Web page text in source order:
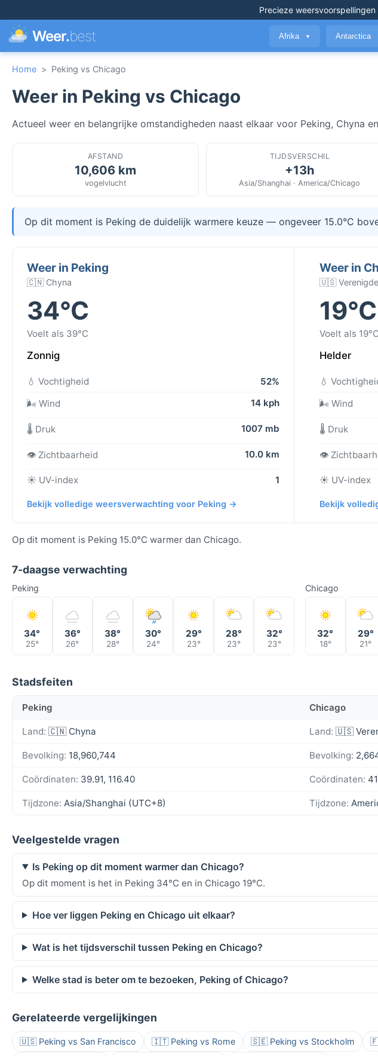
Precieze weersvoorspellingen
Weer.best Afrika ▼ Antarctica
Home > Peking vs Chicago
Weer in Peking vs Chicago
Actueel weer en belangrijke omstandigheden naast elkaar voor Peking, Chyna
AFSTAND
10,606 km
vogelvlucht
TIJDSVERSCHIL
+13h
Asia/Shanghai · America/Chicago
Op dit moment is Peking de duidelijk warmere keuze — ongeveer 15.0°C
Weer in Peking
🇨🇳 Chyna
34°C
Voelt als 39°C
Zonnig
💧 Vochtigheid
52%
🌬️ Wind
14 kph
🌡️ Druk 1007 mb
👁️ Zichtbaarheid 10.0 km
☀️ UV-index 1
Bekijk volledige weersverwachting voor Peking →
Weer in
🇺🇸
19°C
Voelt als 19°C
Helder
💧
🌬️ Wind
🌡️ Druk
👁️
☀️ UV-index
Bekijk
Op dit moment is Peking 15.0°C warmer dan Chicago.
7-daagse verwachting
Peking
34°
25°
36°
26°
38°
28°
30°
24°
29°
23°
28°
23°
32°
23°
Chicago
32°
18°
29°
21°
Stadsfeiten
Peking Chicago
Land: 🇨🇳 Chyna Land: 🇺🇸
Bevolking: 18,960,744 Bevolking:
Coördinaten: 39.91, 116.40 Coördinaten:
Tijdzone: Asia/Shanghai (UTC+8) Tijdzone:
Veelgestelde vragen
Is Peking op dit moment warmer dan Chicago?
Op dit moment is het in Peking 34°C en in Chicago 19°C.
Hoe ver liggen Peking en Chicago uit elkaar?
Wat is het tijdsverschil tussen Peking en Chicago?
Welke stad is beter om te bezoeken, Peking of Chicago?
Gerelateerde vergelijkingen
🇺🇸 Peking vs San Francisco 🇮🇹 Peking vs Rome 🇸🇪 Peking vs Stockholm